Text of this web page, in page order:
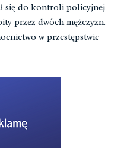
się do kontroli policyjnej
przez dwóch mężczyzn.
w przestępstwie